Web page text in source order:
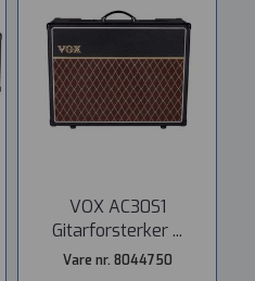
VOX AC30S1
Gitarforsterker ...
Vare nr. 8044750